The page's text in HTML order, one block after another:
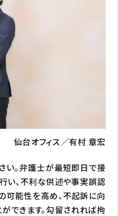
い。弁護士が最短即日で接
い、不利な供述や事実誤認
可能性を高め、不起訴に向
できます。勾留されれば拘
仙台オフィス／有村 章宏